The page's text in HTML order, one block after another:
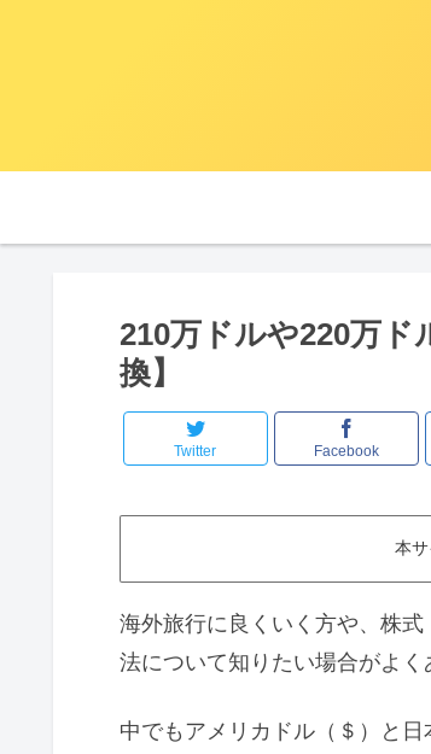
210万ドルや220万ド
換】
Twitter Facebook
本
海外旅行に良くいく方や、株
法について知りたい場合がよく
中でもアメリカドル（＄）と